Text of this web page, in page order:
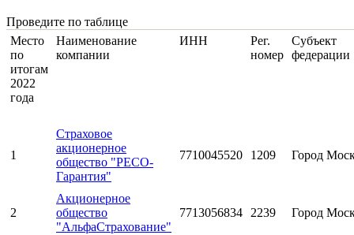
Проведите по таблице
Место
по
итогам
2022
года
Наименование
компании
ИНН
Рег.
номер
Субъект
федерации
1
Страховое
акционерное
общество "РЕСО-
Гарантия"
7710045520 1209 Город
2
Акционерное
общество
"АльфаСтрахование"
7713056834 2239 Город